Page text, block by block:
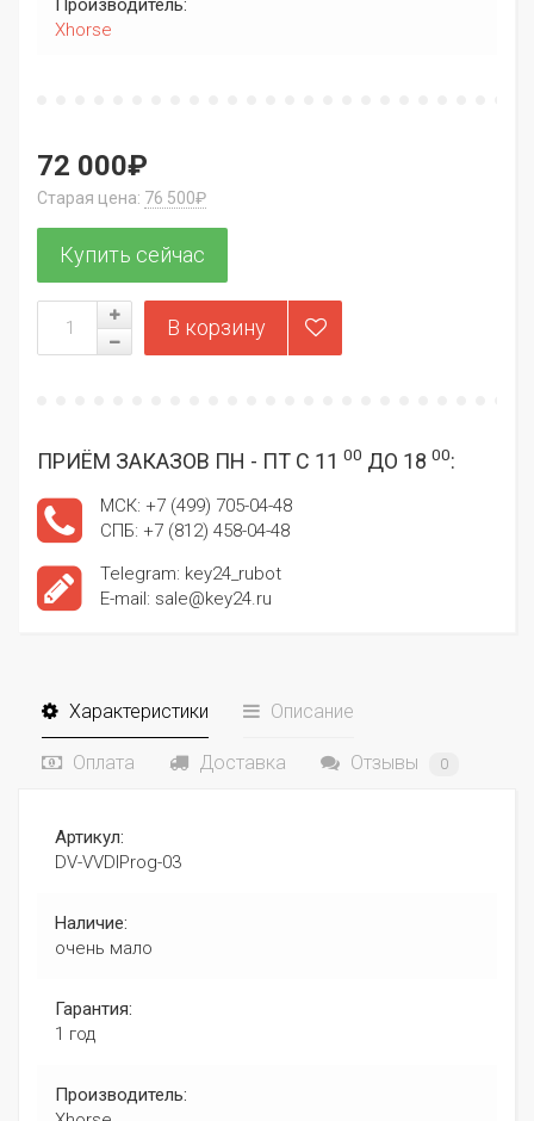
Производитель:
Xhorse
72 000₽
Старая цена: 76 500₽
ПРИЁМ ЗАКАЗОВ ПН - ПТ С 11 00 ДО 18 00:
МСК: +7 (499) 705-04-48
СПБ: +7 (812) 458-04-48
Telegram: key24_rubot
E-mail: sale@key24.ru
Характеристики Описание
Оплата Доставка Отзывы 0
Артикул:
DV-VVDIProg-03
Наличие:
очень мало
Гарантия:
1 год
Производитель: